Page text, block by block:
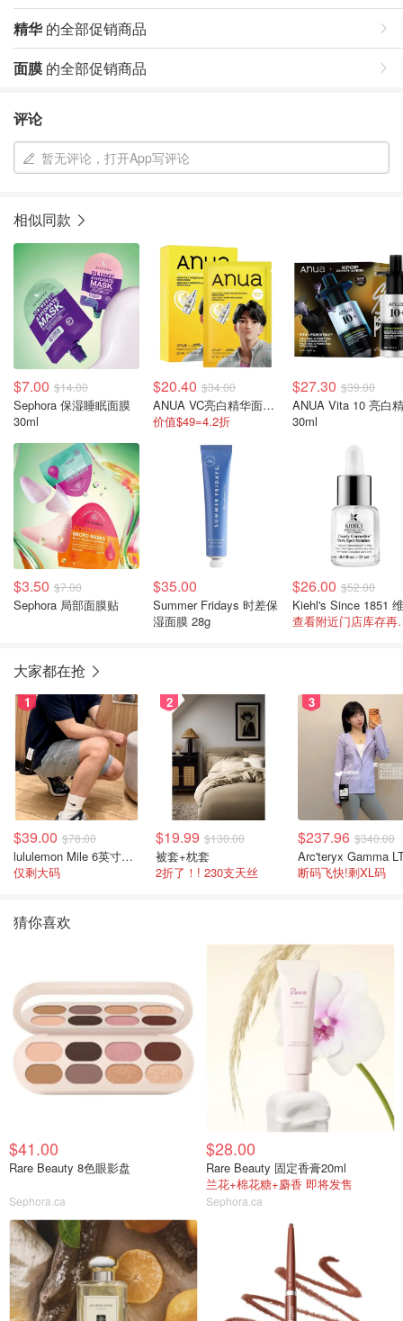
精华的全部促销商品
面膜 的全部促销商品
评论
暂无评论，打开App写评论
相似同款
$7.00 $14.00
Sephora 保湿睡眠面膜
30ml
$20.40 $34.00
ANUA VC亮白精华面膜 10片装
价值$49=4.2折
$27.30 $39.00
ANUA Vita 10 亮白
30ml
$3.50 $7.00
Sephora 局部面膜贴
$35.00
Summer Fridays 时差保
湿面膜 28g
$26.00 $52.00
查看
大家都在抢
1
$39.00 $78.00
lululemon Mile 6英寸男士短裤
仅剩大码
2
$19.99 $130.00
被套+枕套
2折了！! 230支天丝
3
$237.96 $340.00
断码飞快!剩XL码
猜你喜欢
$41.00
Rare Beauty 8色眼影盘
Sephora.ca
$28.00
Rare Beauty 固定香膏20ml
兰花+棉花糖+麝香 即将发售
Sephora.ca